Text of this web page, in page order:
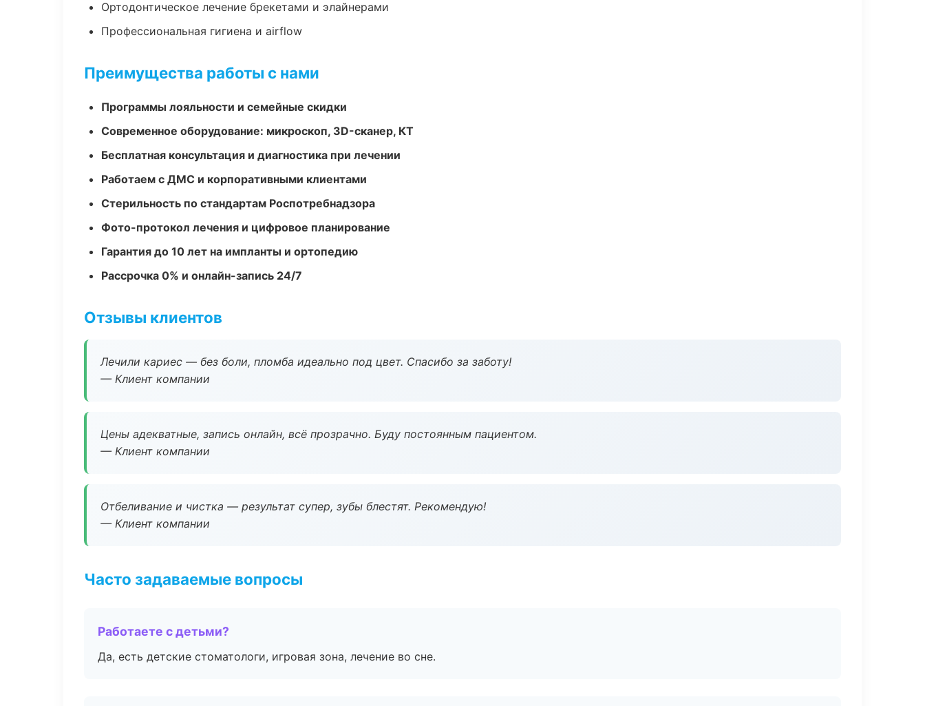
Ортодонтическое лечение брекетами и элайнерами
Профессиональная гигиена и airflow
Преимущества работы с нами
Программы лояльности и семейные скидки
Современное оборудование: микроскоп, 3D-сканер, КТ
Бесплатная консультация и диагностика при лечении
Работаем с ДМС и корпоративными клиентами
Стерильность по стандартам Роспотребнадзора
Фото-протокол лечения и цифровое планирование
Гарантия до 10 лет на импланты и ортопедию
Рассрочка 0% и онлайн-запись 24/7
Отзывы клиентов
Лечили кариес — без боли, пломба идеально под цвет. Спасибо за заботу!
— Клиент компании
Цены адекватные, запись онлайн, всё прозрачно. Буду постоянным пациентом.
— Клиент компании
Отбеливание и чистка — результат супер, зубы блестят. Рекомендую!
— Клиент компании
Часто задаваемые вопросы
Работаете с детьми?
Да, есть детские стоматологи, игровая зона, лечение во сне.